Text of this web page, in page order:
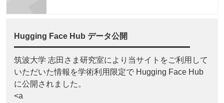
Hugging Face Hub データ公開
筑波大学 志田さま研究室により当サイトをご利用して
いただいた情報を学術利用限定で Hugging Face Hub
に公開されました。
<a